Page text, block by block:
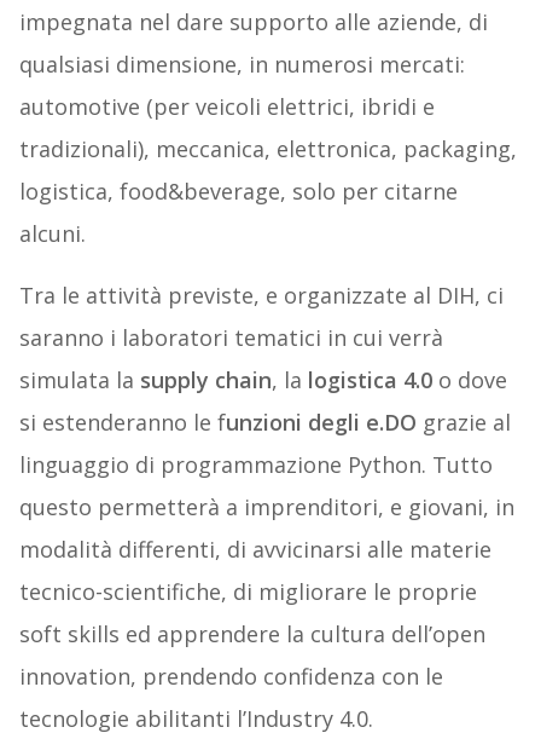
impegnata nel dare supporto alle aziende, di
qualsiasi dimensione, in numerosi mercati:
automotive (per veicoli elettrici, ibridi e
tradizionali), meccanica, elettronica, packaging,
logistica, food&beverage, solo per citarne
alcuni.
Tra le attività previste, e organizzate al DIH, ci
saranno i laboratori tematici in cui verrà
simulata la supply chain, la logistica 4.0o dove
si estenderanno le funzioni degli e.DO grazie al
linguaggio di programmazione Python. Tutto
questo permetterà a imprenditori, e giovani, in
modalità differenti, di avvicinarsi alle materie
tecnico-scientifiche, di migliorare le proprie
soft skills ed apprendere la cultura dell’open
innovation, prendendo confidenza con le
tecnologie abilitanti l’Industry 4.0.